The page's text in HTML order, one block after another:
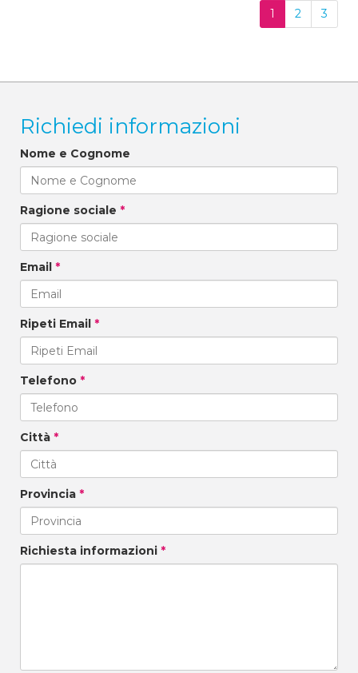
1 2 3
Richiedi informazioni
Nome e Cognome
Ragione sociale *
Email *
Ripeti Email *
Telefono *
Città *
Provincia *
Richiesta informazioni *